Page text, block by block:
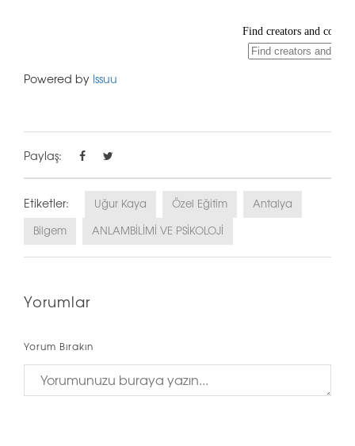
Powered by Issuu
Paylaş:
Etiketler: Uğur Kaya Özel Eğitim Antalya
Bilgem ANLAMBİLİMİ VE PSİKOLOJİ
Yorumlar
Yorum Bırakın